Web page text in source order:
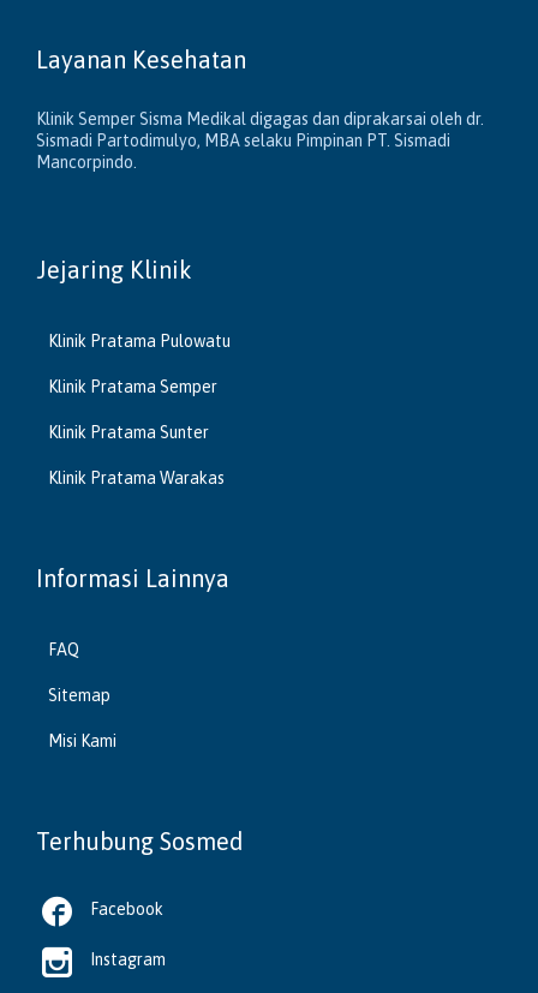
Layanan Kesehatan
Klinik Semper Sisma Medikal digagas dan diprakarsai oleh dr.
Sismadi Partodimulyo, MBA selaku Pimpinan PT. Sismadi
Mancorpindo.
Jejaring Klinik
Klinik Pratama Pulowatu
Klinik Pratama Semper
Klinik Pratama Sunter
Klinik Pratama Warakas
Informasi Lainnya
FAQ
Sitemap
Misi Kami
Terhubung Sosmed
 Facebook
 Instagram